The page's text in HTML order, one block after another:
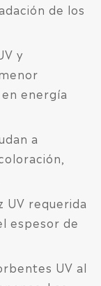
de los
y
energía
a
UV requerida
espesor de
UV al